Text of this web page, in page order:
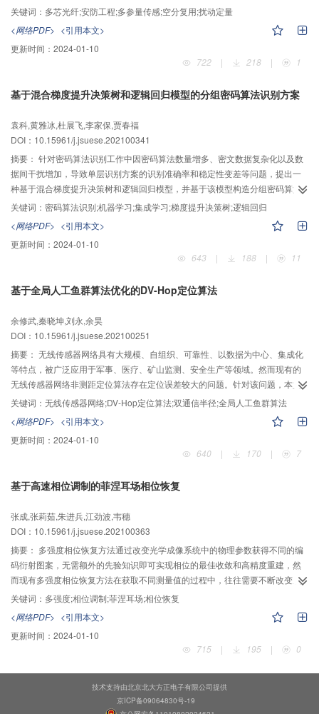
准，利用水文站所拍得的天然河道水流视频进行比测实验，实验结果表明，相
有明显的提升，垂线平均流速测量的稳定性有显著的增强且实时性好。
术复用于一根7芯光纤，其中，光纤光栅纤芯监测结构点式应变与细部温度，相
位敏感纤芯实现扰动定位与强度定量，同时拉曼纤芯测量分布式温度场。面向
安防实际需求，在后处理阶段通过高阶中心矩、信号极差、空间平均峰度与特
征频率等4种方法实现了多参量入侵定位；提出多指标扰动定量方法，其中，面
向瑞利散射信号的扰动量化算法利用瑞利散射模型与多参数优化方法，根据光
指标，实现多指标扰动定量评估及模式区分；通过拉曼温度场实现火灾（过
作性能，结果表明：本系统的4种定位方法得到了各工况事件的不同时空频特
征，能准确定位各事件（定位误差<1 m），其中特征频率法还能有效识别出微
小地面振动；定量识别15种强度的冲击荷载，各量化指标与扰动强度的正相关
性较好；可同步感知光纤沿线温度场并定位过热点，光栅纤芯与拉曼测温纤芯
的结果相符合。本系统解决了传统安防系统监测信息单一、容易误漏报、可信
度不足的问题，突破了温度应变交叉敏感、缺乏定量感知能力等技术瓶颈。
关键词： 多芯光纤;安防工程;多参量传感;空分复用;扰动定量
<网络PDF> <引用本文>
更新时间： 2024-01-10
722
| 218 | 1
基于混合梯度提升决策树和逻辑回归模型的分组密码算法识别方案
袁科,黄雅冰,杜展飞,李家保,贾春福
DOI：10.15961/j.jsuese.202100341
摘要： 针对密码算法识别工作中因密码算法数量增多、密文数据复杂化以及数
据间干扰增加，导致单层识别方案的识别准确率和稳定性变差等问题，提出一
种基于混合梯度提升决策树和逻辑回归模型，并基于该模型构造分组密码算法
识别方案。在该方案中，首先，采用NIST随机性测试标准中的15种测试方法作
为密文特征提取方法对密文文件进行特征提取，并选定有意义的10种特征值作
为分类器的输入；然后，使用这10组特征训练梯度提升决策树模型，并利用其
学习而生成的树来构造新特征；最后，将这些新特征做one-hot编码，并将其加
入到原有特征中训练逻辑回归模型进行预测。在唯密文情况下，基于9种不同的
的分组密码算法AES和3DES加密的不同大小的密文文件进行密码算法二分类实
同大小的密文文件进行密码算法五分类实验。实验结果表明，相较于其他识别
方案，当密文长度相同时，本文所提方案在二分类和五分类识别问题中几乎均
有最高的识别准确率。同时，随着密文长度的变化，识别准确率呈波动性变
化，本文所提方案波动幅度最小，受影响程度最小，稳定性最高。
关键词： 密码算法识别;机器学习;集成学习;梯度提升决策树;逻辑回归
<网络PDF> <引用本文>
更新时间： 2024-01-10
643
| 188 | 11
基于全局人工鱼群算法优化的DV-Hop定位算法
余修武,秦晓坤,刘永,余昊
DOI：10.15961/j.jsuese.202100251
摘要： 无线传感器网络具有大规模、自组织、可靠性、以数据为中心、集成化
等特点，被广泛应用于军事、医疗、矿山监测、安全生产等领域。然而现有的
无线传感器网络非测距定位算法存在定位误差较大的问题。针对该问题，本文
提出一种基于全局人工鱼群算法优化的DV-Hop（distance vector-hop）定位算
法，即DEWF-D定位算法。该算法对非测距定位算法中的DV-Hop算法出现误差
的步骤进行优化处理，通过减小算法过程中出现的误差，最终得到较为精准的
定位坐标。首先，使信标节点以两种不同的通信半径传递消息，将跳数进行精
确化处理，以减少跳数带来的误差；然后，用最小均方误差准则和误差加权方
计算。仿真验证表明，在不同信标节点密度下，本文提出的DEWF-D算法与DV-
通信半径下，定位精度分别提升了24.4%、7.6%、14.8%。证明DEWF-D算法
能有效提升定位精度，解决了定位算法中出现的定位误差较大问题。
关键词： 无线传感器网络;DV-Hop定位算法;双通信半径;全局人工鱼群算法
<网络PDF> <引用本文>
更新时间： 2024-01-10
640
| 170 | 7
基于高速相位调制的菲涅耳场相位恢复
张成,张莉茹,朱进兵,江劲波,韦穗
DOI：10.15961/j.jsuese.202100363
摘要： 多强度相位恢复方法通过改变光学成像系统中的物理参数获得不同的编
码衍射图案，无需额外的先验知识即可实现相位的最佳收敛和高精度重建，然
而现有多强度相位恢复方法在获取不同测量值的过程中，往往需要不断改变成
像系统的物理结构，需要精确移动或调整部分光学元件的空间位置，反复地对
齐与校准显著增加了工作量，从而导致成像结构较为复杂。针对上述问题，本
文提出基于高速相位调制的菲涅耳场编码衍射图案实时获取方法，该方法主要
使用电可调透镜（ETL）或纯相位型硅基液晶（PLCoS）两种纯相位空间光调
制器来进行相位的快速动态调制，通过自由空间传播到记录平面，由探测器获
法从获取的多幅编码衍射图案中同时重建光场的振幅和相位。通过对远场
（FF）和菲涅耳场（FrF）在不同迭代次数、不同掩膜数量、不同噪声水平以及
关键词： 多强度;相位调制;菲涅耳场;相位恢复
<网络PDF> <引用本文>
更新时间： 2024-01-10
715
| 195 | 0
技术支持由北京北大方正电子有限公司提供
京ICP备09064830号-19